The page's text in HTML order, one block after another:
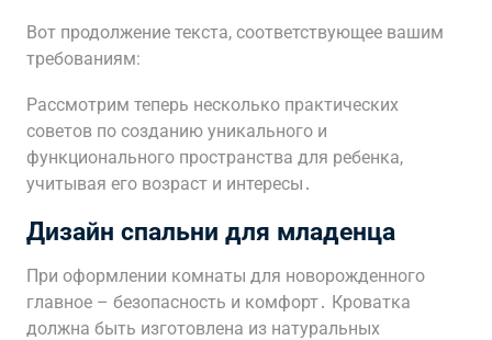
Вот продолжение текста, соответствующее вашим
требованиям:
Рассмотрим теперь несколько практических
советов по созданию уникального и
функционального пространства для ребенка,
учитывая его возраст и интересы․
Дизайн спальни для младенца
При оформлении комнаты для новорожденного
главное – безопасность и комфорт․ Кроватка
должна быть изготовлена из натуральных